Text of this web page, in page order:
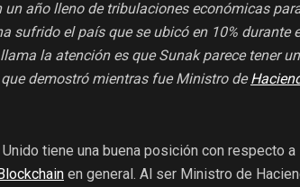
año lleno de tribulaciones económicas
sufrido el país que se ubicó en 10% durante
la atención es que Sunak parece tener
demostró mientras fue Ministro de
tiene una buena posición con respecto a
en general. Al ser Ministro de